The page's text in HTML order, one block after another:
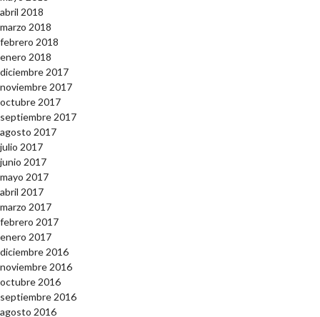
abril 2018
marzo 2018
febrero 2018
enero 2018
diciembre 2017
noviembre 2017
octubre 2017
septiembre 2017
agosto 2017
julio 2017
junio 2017
mayo 2017
abril 2017
marzo 2017
febrero 2017
enero 2017
diciembre 2016
noviembre 2016
octubre 2016
septiembre 2016
agosto 2016